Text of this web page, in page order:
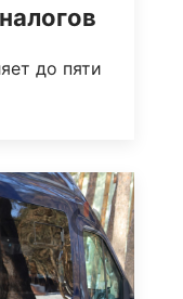
до пяти